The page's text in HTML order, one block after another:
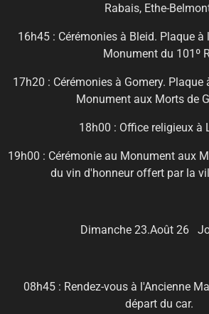
Rabais, Ethe-
16h45 : Cérémonies à Bleid. Plaque à
Monument du 101º
17h20 : Cérémonies à Gomery. Plaque
Monument aux Morts de
18h00 : Office religieux à
19h00 : Cérémonie au Monument aux
du vin d'honneur offert par la
Dimanche 23.Août 26
08h45 : Rendez-vous à l'Ancienne
départ du car.